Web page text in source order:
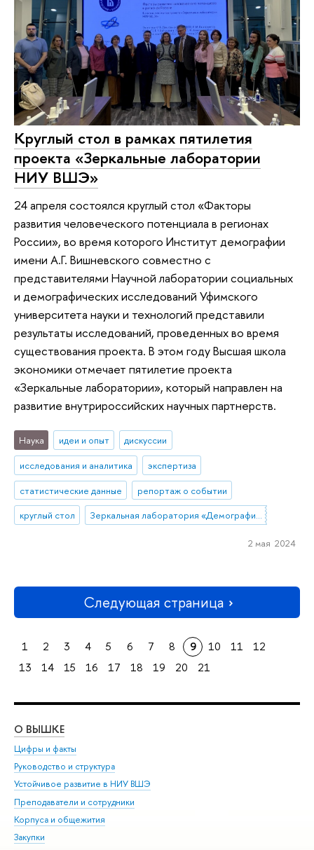
Круглый стол в рамках пятилетия
проекта «Зеркальные лаборатории
НИУ ВШЭ»
24 апреля состоялся круглый стол «Факторы
развития человеческого потенциала в регионах
России», во время которого Институт демографии
имени А.Г. Вишневского совместно с
представителями Научной лаборатории социальных
и демографических исследований Уфимского
университета науки и технологий представили
результаты исследований, проведенных во время
существования проекта. В этом году Высшая школа
экономики отмечает пятилетие проекта
«Зеркальные лаборатории», который направлен на
развитие внутрироссийских научных партнерств.
Наука идеи и опыт
дискуссии
исследования и аналитика
экспертиза
статистические данные
репортаж о событии
круглый стол
Зеркальная лаборатория «Демографические факторы развития человеческого потенциала в регионах России»
2 мая 2024
Следующая страница
1 2 3 4 5 6 7 8 9 10 11
12
13
14 15 16 17 18 19 20 21
О ВЫШКЕ
Цифры и факты
Руководство и структура
Устойчивое развитие в НИУ ВШЭ
Преподаватели и сотрудники
Корпуса и общежития
Закупки